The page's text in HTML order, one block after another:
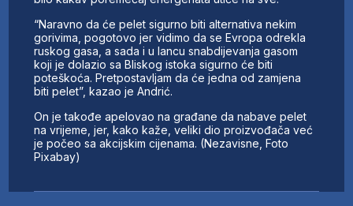
“Naravno da će pelet sigurno biti alternativa nekim
gorivima, pogotovo jer vidimo da se Evropa odrekla
ruskog gasa, a sada i u lancu snabdijevanja gasom
koji je dolazio sa Bliskog istoka sigurno će biti
poteškoća. Pretpostavljam da će jedna od zamjena
biti pelet”, kazao je Andrić.
On je takođe apelovao na građane da nabave pelet
na vrijeme, jer, kako kaže, veliki dio proizvođača već
je počeo sa akcijskim cijenama. (Nezavisne, Foto
Pixabay)